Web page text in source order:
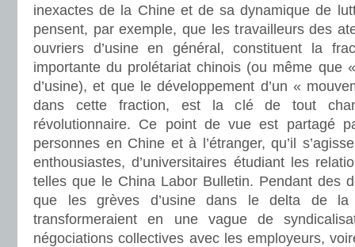
inexactes de la Chine et de sa dynamique de
pensent, par exemple, que les travailleurs des
ouvriers d’usine en général, constituent la
importante du prolétariat chinois (ou même que
d’usine), et que le développement d’un «
dans cette fraction, est la clé de tout
révolutionnaire. Ce point de vue est partagé
personnes en Chine et à l’étranger, qu’il
enthousiastes, d’universitaires étudiant les
telles que le China Labor Bulletin. Pendant des
que les grèves d’usine dans le delta de
transformeraient en une vague de
négociations collectives avec les employeurs,